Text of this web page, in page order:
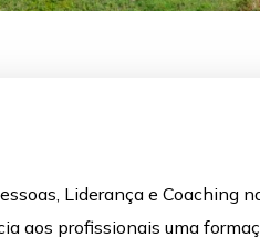
Liderança e Coaching
aos profissionais uma